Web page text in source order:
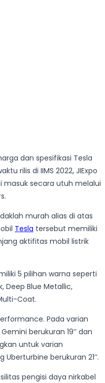
dan spesifikasi Tesla
rilis di IIMS 2022, JIExpo
masuk secara utuh melalui
murah alias di atas
Tesla tersebut memiliki
aktifitas mobil listrik
5 pilihan warna seperti
Deep Blue Metallic,
Coat.
Pada varian
berukuran 19’’ dan
untuk varian
berukuran 21’’.
pengisi daya nirkabel